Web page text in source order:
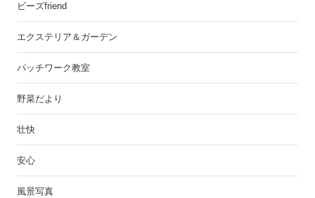
ビーズfriend
エクステリア＆ガーデン
パッチワーク教室
野菜だより
壮快
安心
風景写真